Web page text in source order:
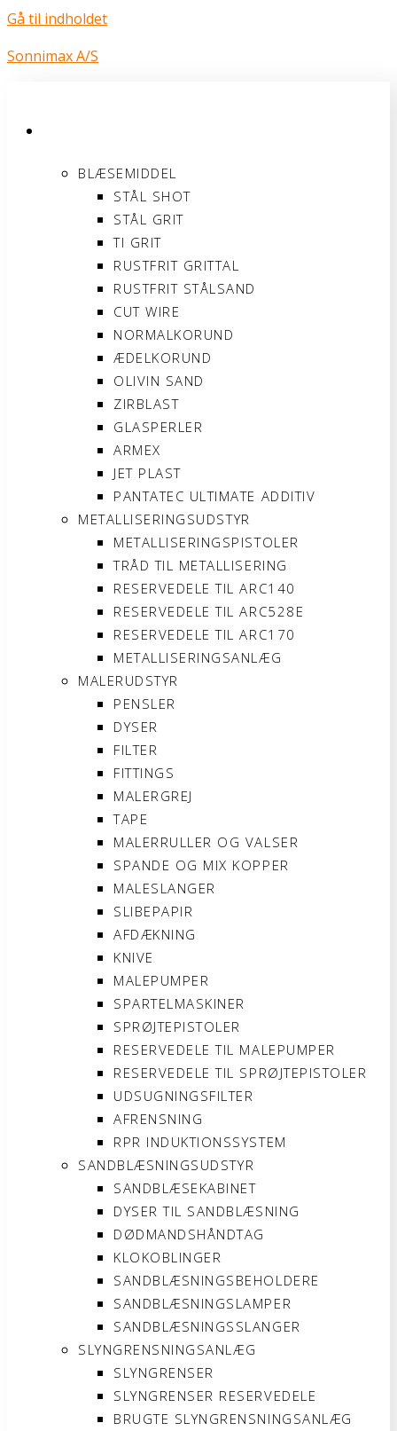
Gå til indholdet
Sonnimax A/S
BLÆSEMIDDEL
STÅL SHOT
STÅL GRIT
TI GRIT
RUSTFRIT GRITTAL
RUSTFRIT STÅLSAND
CUT WIRE
NORMALKORUND
ÆDELKORUND
OLIVIN SAND
ZIRBLAST
GLASPERLER
ARMEX
JET PLAST
PANTATEC ULTIMATE ADDITIV
METALLISERINGSUDSTYR
METALLISERINGSPISTOLER
TRÅD TIL METALLISERING
RESERVEDELE TIL ARC140
RESERVEDELE TIL ARC528E
RESERVEDELE TIL ARC170
METALLISERINGSANLÆG
MALERUDSTYR
PENSLER
DYSER
FILTER
FITTINGS
MALERGREJ
TAPE
MALERRULLER OG VALSER
SPANDE OG MIX KOPPER
MALESLANGER
SLIBEPAPIR
AFDÆKNING
KNIVE
MALEPUMPER
SPARTELMASKINER
SPRØJTEPISTOLER
RESERVEDELE TIL MALEPUMPER
RESERVEDELE TIL SPRØJTEPISTOLER
UDSUGNINGSFILTER
AFRENSNING
RPR INDUKTIONSSYSTEM
SANDBLÆSNINGSUDSTYR
SANDBLÆSEKABINET
DYSER TIL SANDBLÆSNING
DØDMANDSHÅNDTAG
KLOKOBLINGER
SANDBLÆSNINGSBEHOLDERE
SANDBLÆSNINGSLAMPER
SANDBLÆSNINGSSLANGER
SLYNGRENSNINGSANLÆG
SLYNGRENSER
SLYNGRENSER RESERVEDELE
BRUGTE SLYNGRENSNINGSANLÆG